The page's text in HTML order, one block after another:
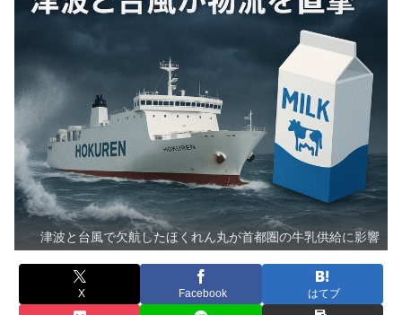
津波と台風で欠航したほくれん丸が首都圏の牛乳供給に影響
X Facebook はてブ